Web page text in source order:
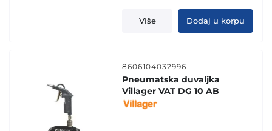
Više Dodaj u korpu
8606104032996
Pneumatska duvaljka
Villager VAT DG 10 AB